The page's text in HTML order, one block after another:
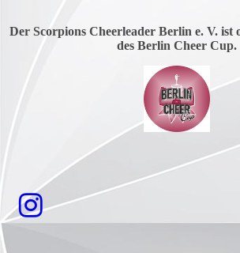
Der Scorpions Cheerleader Berlin e. V. ist
des Berlin Cheer Cup.